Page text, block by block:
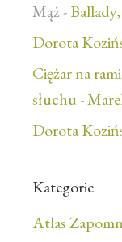
Mąż-
Dorota
Ciężar na
słuchu-
Dorota
Kategorie
Atlas